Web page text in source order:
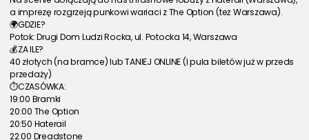
a imprezę rozgrzeją punkowi wariaci z The Option (też Warszawa).
🌍GDZIE?
Potok: Drugi Dom Ludzi Rocka, ul. Potocka 14, Warszawa
💰ZA ILE?
40 złotych (na bramce) lub TANIEJ ONLINE (I pula biletów już w przeds
przedaży)
⏱️CZASÓWKA:
19:00 Bramki
20:00 The Option
20:50 Haterail
22:00 Dreadstone